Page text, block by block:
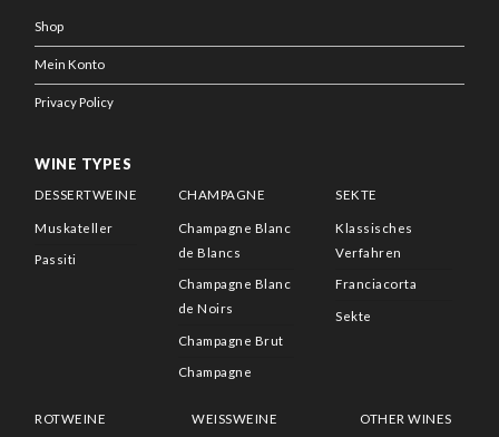
Shop
Mein Konto
Privacy Policy
WINE TYPES
DESSERTWEINE
Muskateller
Passiti
CHAMPAGNE
Champagne Blanc
de Blancs
Champagne Blanc
de Noirs
Champagne Brut
Champagne
SEKTE
Klassisches
Verfahren
Franciacorta
Sekte
ROTWEINE WEISSWEINE OTHER WINES